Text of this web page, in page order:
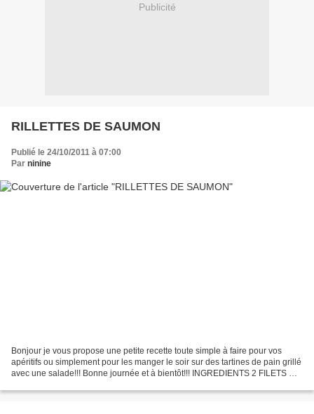
Publicité
RILLETTES DE SAUMON
Publié le 24/10/2011 à 07:00
Par ninine
Bonjour je vous propose une petite recette toute simple à faire pour vos
apéritifs ou simplement pour les manger le soir sur des tartines de pain grillé
avec une salade!!! Bonne journée et à bientôt!!! INGREDIENTS 2 FILETS DE